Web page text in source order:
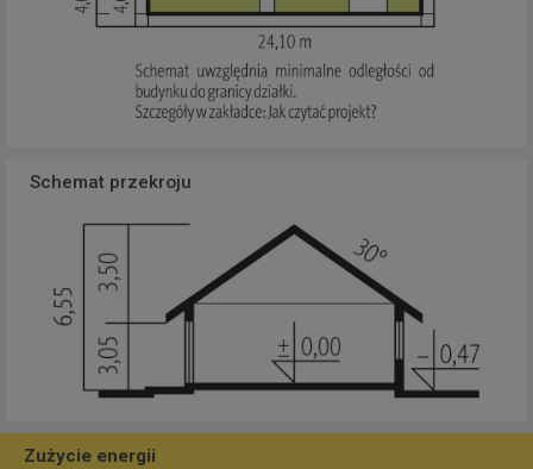
Schemat przekroju
Zużycie energii